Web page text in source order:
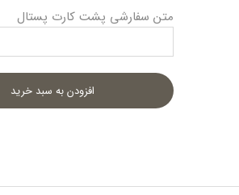
متن سفارشی پشت کارت پستال
افزودن به سبد خرید